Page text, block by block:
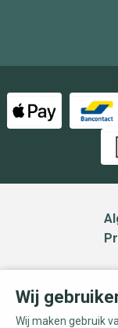
Wij
Wij maken gebruik